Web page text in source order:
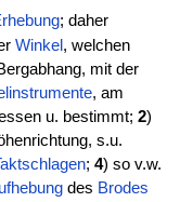
; daher
Winkel , welchen
mit der
, am
u. bestimmt; 2)
s.u.
; 4) so v.w.
des Brodes